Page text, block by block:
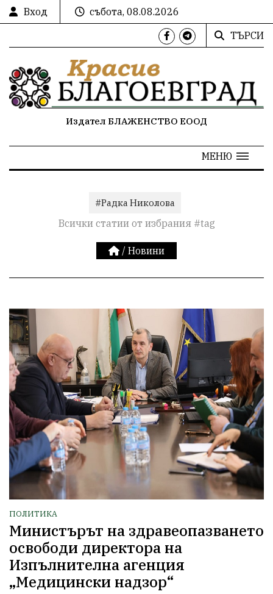
Вход
събота, 08.08.2026
ТЪРСИ
Издател БЛАЖЕНСТВО ЕООД
МЕНЮ
#Радка Николова
Всички статии от избрания #tag
/ Новини
ПОЛИТИКА
Министърът на здравеопазването
освободи директора на
Изпълнителна агенция
„Медицински надзор“